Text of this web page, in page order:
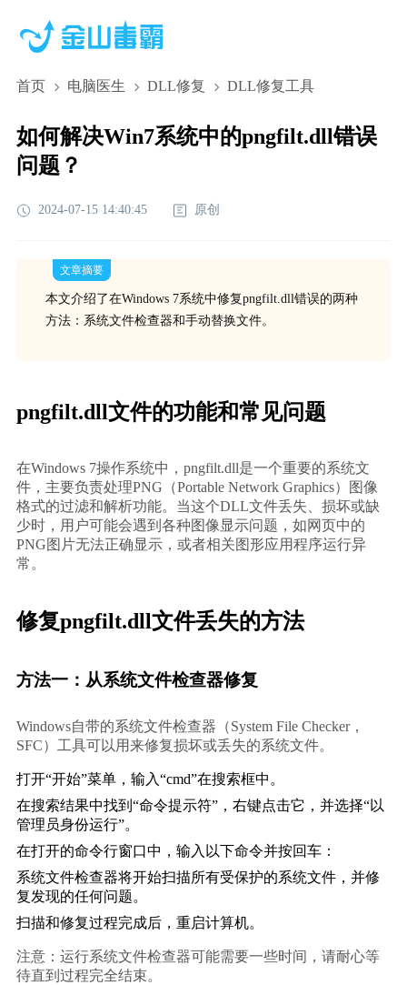
首页 电脑医生 DLL修复 DLL修复工具
如何解决Win7系统中的pngfilt.dll错误
问题？
2024-07-15 14:40:45 原创
文章摘要
本文介绍了在Windows 7系统中修复pngfilt.dll错误的两种
方法：系统文件检查器和手动替换文件。
pngfilt.dll文件的功能和常见问题
在Windows 7操作系统中，pngfilt.dll是一个重要的系统文
件，主要负责处理PNG（Portable Network Graphics）图像
格式的过滤和解析功能。当这个DLL文件丢失、损坏或缺
少时，用户可能会遇到各种图像显示问题，如网页中的
PNG图片无法正确显示，或者相关图形应用程序运行异
常。
修复pngfilt.dll文件丢失的方法
方法一：从系统文件检查器修复
Windows自带的系统文件检查器（System File Checker，
SFC）工具可以用来修复损坏或丢失的系统文件。
打开“开始”菜单，输入“cmd”在搜索框中。
在搜索结果中找到“命令提示符”，右键点击它，并选择“以
管理员身份运行”。
在打开的命令行窗口中，输入以下命令并按回车：
系统文件检查器将开始扫描所有受保护的系统文件，并修
复发现的任何问题。
扫描和修复过程完成后，重启计算机。
注意：运行系统文件检查器可能需要一些时间，请耐心等
待直到过程完全结束。